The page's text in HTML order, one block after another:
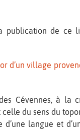
publication de ce
d’un village
Cévennes, à la
du sens du
langue et